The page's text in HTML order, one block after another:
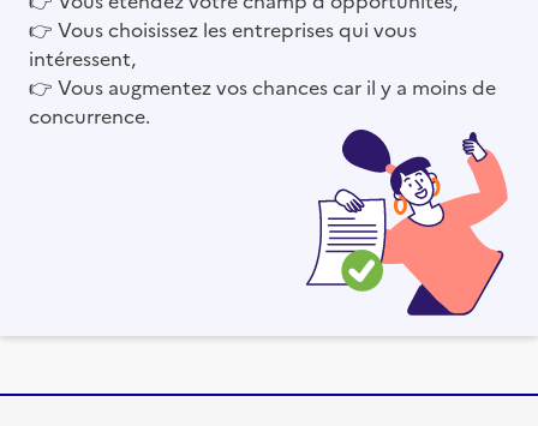
👉 Vous choisissez les entreprises qui vous
intéressent,
👉 Vous augmentez vos chances car il y a moins de
concurrence.